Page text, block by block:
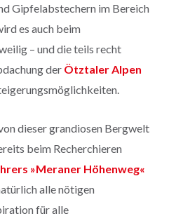
Gipfelabstechern im Bereich
es auch beim
– und die teils recht
der Ötztaler Alpen
dieser grandiosen Bergwelt
beim Recherchieren
»Meraner Höhenweg«
alle nötigen
für alle